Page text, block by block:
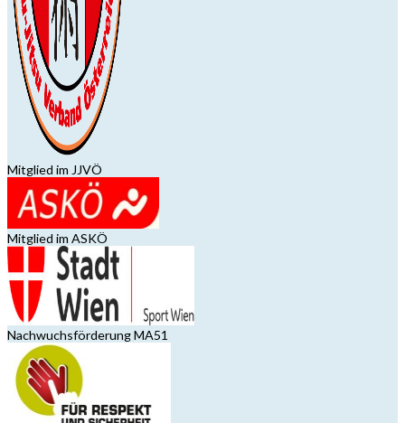
Mitglied im JJVÖ
Mitglied im ASKÖ
Nachwuchsförderung MA51